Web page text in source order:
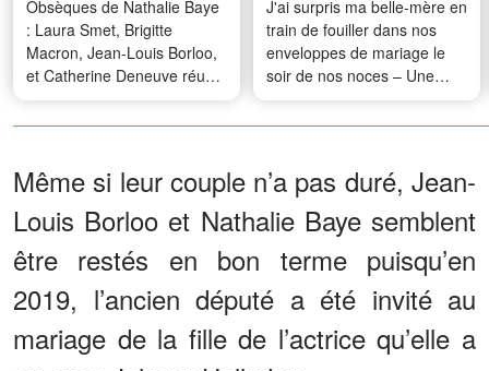
Obsèques de Nathalie Baye
: Laura Smet, Brigitte
Macron, Jean-Louis Borloo,
et Catherine Deneuve réunis
pour un dernier adieu
J'ai surpris ma belle-mère en
train de fouiller dans nos
enveloppes de mariage le
soir de nos noces – Une
semaine plus tard, on lui a
donné une leçon qu'elle
Même si leur couple n’a pas duré, Jean-
Louis Borloo et Nathalie Baye semblent
être restés en bon terme puisqu’en
2019, l’ancien député a été invité au
mariage de la fille de l’actrice qu’elle a